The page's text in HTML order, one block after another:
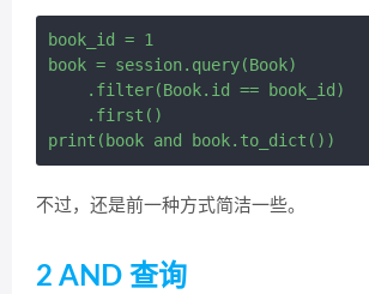
book_id = 1
book = session.query(Book)
    .filter(Book.id == book_id)
    .first()
不过，还是前一种方式简洁一些。
2 AND 查询